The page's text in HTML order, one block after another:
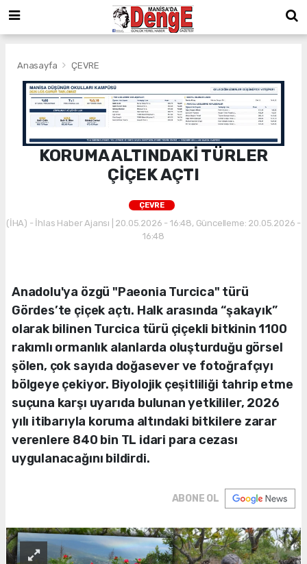
Anasayfa ÇEVRE
KORUMA ALTINDAKİ TÜRLER
ÇİÇEK AÇTI
ÇEVRE
(İHA) - İhlas Haber Ajansı | 20.05.2026 - 16:48, Güncelleme: 20.05.2026 -
16:48
Anadolu'ya özgü "Paeonia Turcica" türü
Gördes’te çiçek açtı. Halk arasında “şakayık”
olarak bilinen Turcica türü çiçekli bitkinin 1100
rakımlı ormanlık alanlarda oluşturduğu görsel
şölen, çok sayıda doğasever ve fotoğrafçıyı
bölgeye çekiyor. Biyolojik çeşitliliği tahrip etme
suçuna karşı uyarıda bulunan yetkililer, 2026
yılı itibarıyla koruma altındaki bitkilere zarar
verenlere 840 bin TL idari para cezası
uygulanacağını bildirdi.
ABONE OL